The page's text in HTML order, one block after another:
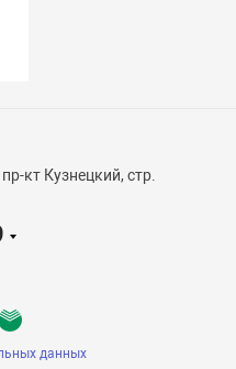
кт Кузнецкий, стр.
данных